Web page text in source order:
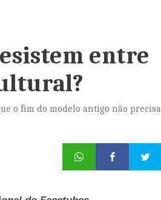
entre
o fim do modelo antigo não precisa